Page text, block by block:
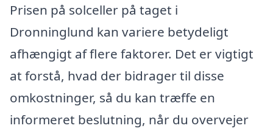
Prisen på solceller på taget i
Dronninglund kan variere betydeligt
afhængigt af flere faktorer. Det er vigtigt
at forstå, hvad der bidrager til disse
omkostninger, så du kan træffe en
informeret beslutning, når du overvejer